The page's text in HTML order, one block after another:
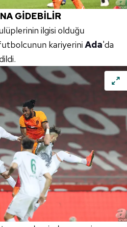
GİDEBİLİR
ilgisi olduğu
kariyerini Ada'da